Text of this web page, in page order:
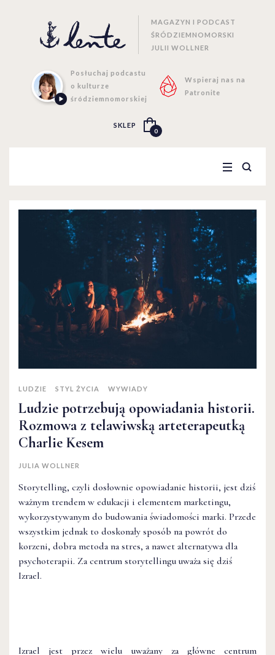
MAGAZYN I PODCAST
ŚRÓDZIEMNOMORSKI
JULII WOLLNER
Posłuchaj podcastu
o kulturze
śródziemnomorskiej
Wspieraj nas na
Patronite
SKLEP
0
LUDZIE STYL ŻYCIA WYWIADY
Ludzie potrzebują opowiadania historii.
Rozmowa z telawiwską arteterapeutką
Charlie Kesem
JULIA WOLLNER
Storytelling, czyli dosłownie opowiadanie historii, jest dziś
ważnym trendem w edukacji i elementem marketingu,
wykorzystywanym do budowania świadomości marki. Przede
wszystkim jednak to doskonały sposób na powrót do
korzeni, dobra metoda na stres, a nawet alternatywa dla
psychoterapii. Za centrum storytellingu uważa się dziś
Izrael.
Izrael jest przez wielu uważany za główne centrum